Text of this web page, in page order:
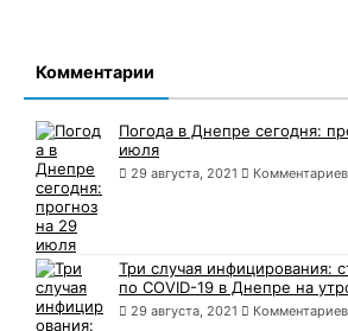
Комментарии
Погода в Днепре сегодня:
июля
29 августа, 2021
Три случая инфицирования:
по COVID-19 в Днепре на
29 августа, 2021